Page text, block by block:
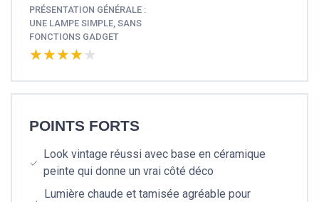
PRÉSENTATION GÉNÉRALE :
UNE LAMPE SIMPLE, SANS
FONCTIONS GADGET
★★★★★
★★★★★
POINTS FORTS
Look vintage réussi avec base en céramique
peinte qui donne un vrai côté déco
Lumière chaude et tamisée agréable pour